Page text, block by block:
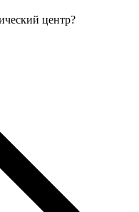
центр?